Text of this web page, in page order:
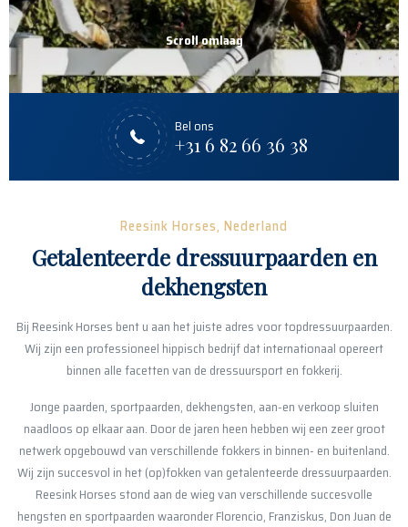
Scroll omlaag
Bel ons
+31 6 82 66 36 38
Reesink Horses, Nederland
Getalenteerde dressuurpaarden en
dekhengsten
Bij Reesink Horses bent u aan het juiste adres voor topdressuurpaarden.
Wij zijn een professioneel hippisch bedrijf dat internationaal opereert
binnen alle facetten van de dressuursport en fokkerij.
Jonge paarden, sportpaarden, dekhengsten, aan-en verkoop sluiten
naadloos op elkaar aan. Door de jaren heen hebben wij een zeer groot
netwerk opgebouwd van verschillende fokkers in binnen- en buitenland.
Wij zijn succesvol in het (op)fokken van getalenteerde dressuurpaarden.
Reesink Horses stond aan de wieg van verschillende succesvolle
hengsten en sportpaarden waaronder Florencio, Franziskus, Don Juan de